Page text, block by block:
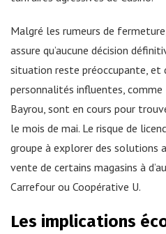
Malgré les rumeurs de
assure qu’aucune décision
situation reste préoccupante, et
personnalités influentes,
Bayrou, sont en cours pour
le mois de mai. Le risque de
groupe à explorer des solutions
vente de certains magasins à
Carrefour ou Coopérative U.
Les implications